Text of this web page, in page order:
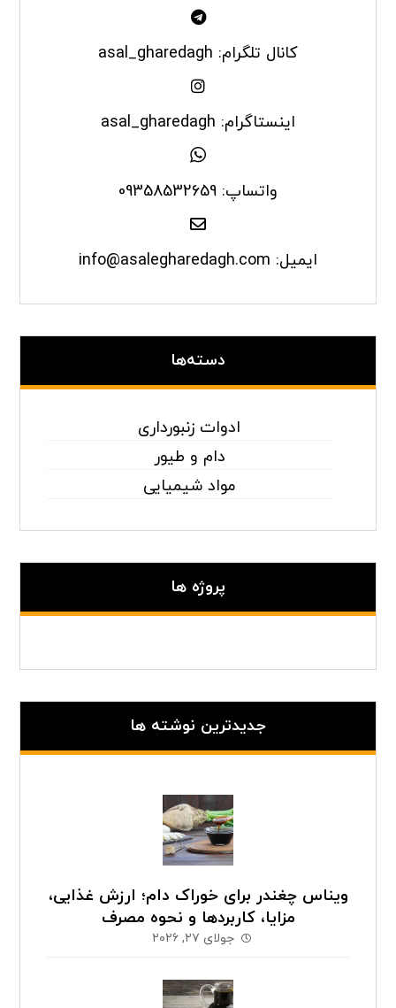
کانال تلگرام: asal_gharedagh
اینستاگرام: asal_gharedagh
واتساپ: 09358532659
ایمیل: info@asalegharedagh.com
دسته‌ها
ادوات زنبورداری
دام و طیور
مواد شیمیایی
پروژه ها
جدیدترین نوشته ها
ویناس چغندر برای خوراک دام؛ ارزش غذایی،
مزایا، کاربردها و نحوه مصرف
جولای ۲۷, ۲۰۲۶